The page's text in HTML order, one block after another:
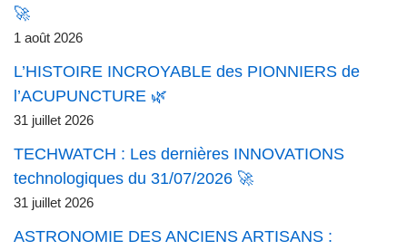
🚀
1 août 2026
L’HISTOIRE INCROYABLE des PIONNIERS de
l’ACUPUNCTURE 🌿
31 juillet 2026
TECHWATCH : Les dernières INNOVATIONS
technologiques du 31/07/2026 🚀
31 juillet 2026
ASTRONOMIE DES ANCIENS ARTISANS :